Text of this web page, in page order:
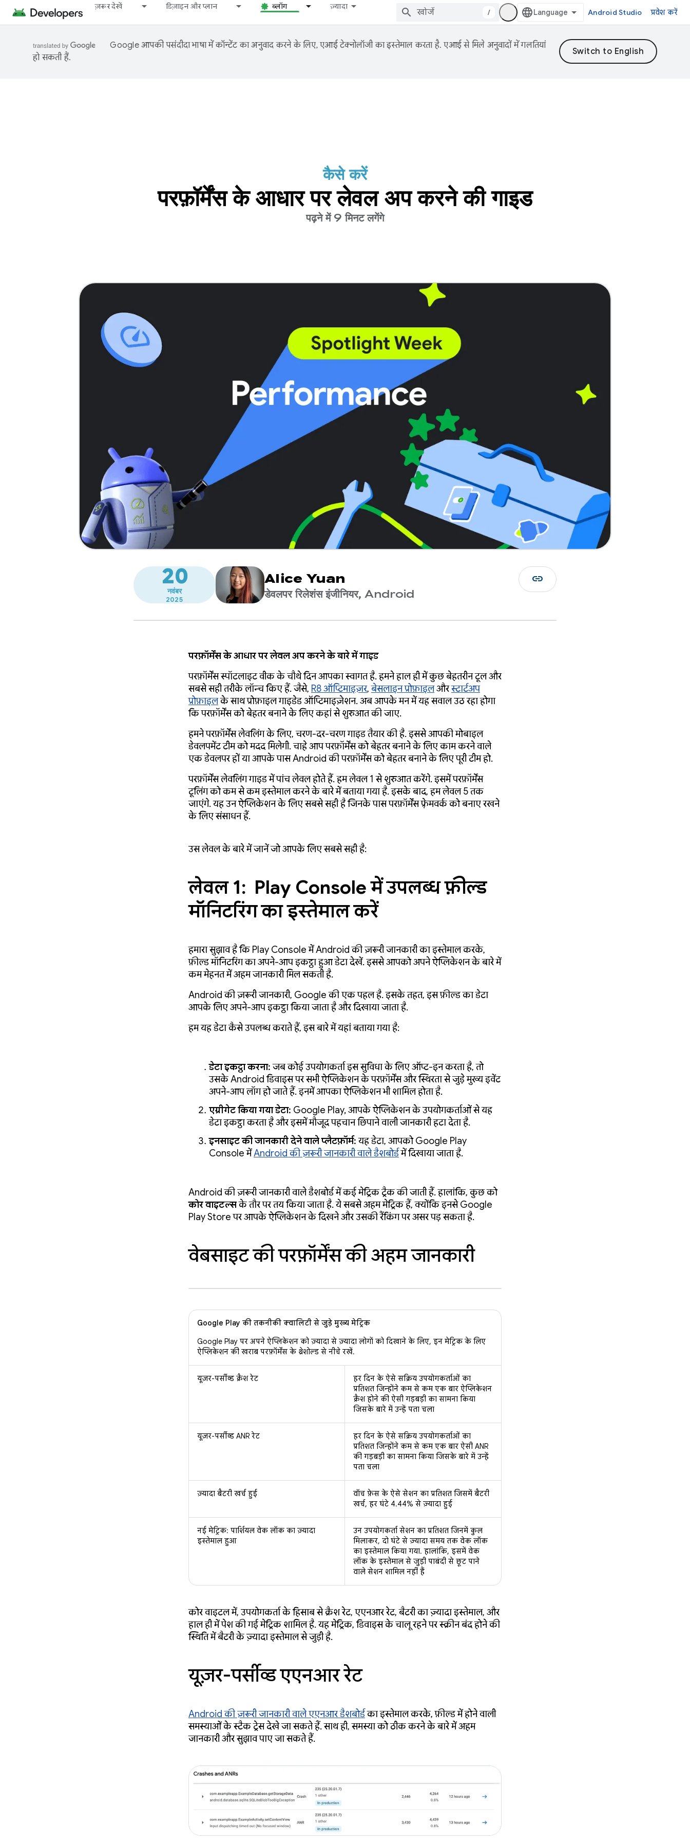
ज़रूर देखें डिज़ाइन और प्लान ब्लॉग ज़्यादा
/ Android Studio प्रवेश करें
Google आपकी पसंदीदा भाषा में कॉन्टेंट का अनुवाद करने के लिए, एआई टेक्नोलॉजी का इस्तेमाल करता है. एआई से मिले अनुवादों में गलतियां
हो सकती हैं.
कैसे करें
परफ़ॉर्मेंस के आधार पर लेवल अप करने की गाइड
पढ़ने में 9 मिनट लगेंगे
20
नवंबर
2025
Alice Yuan
डेवलपर रिलेशंस इंजीनियर, Android
link
परफ़ॉर्मेंस के आधार पर लेवल अप करने के बारे में गाइड
परफ़ॉर्मेंस स्पॉटलाइट वीक के चौथे दिन आपका स्वागत है. हमने हाल ही में कुछ बेहतरीन टूल और
सबसे सही तरीके लॉन्च किए हैं. जैसे, R8 ऑप्टिमाइज़र,बेसलाइन प्रोफ़ाइलऔरस्टार्टअप
प्रोफ़ाइलके साथ प्रोफ़ाइल गाइडेड ऑप्टिमाइज़ेशन. अब आपके मन में यह सवाल उठ रहा होगा
कि परफ़ॉर्मेंस को बेहतर बनाने के लिए कहां से शुरुआत की जाए.
हमने परफ़ॉर्मेंस लेवलिंग के लिए, चरण-दर-चरण गाइड तैयार की है. इससे आपकी मोबाइल
डेवलपमेंट टीम को मदद मिलेगी. चाहे आप परफ़ॉर्मेंस को बेहतर बनाने के लिए काम करने वाले
एक डेवलपर हों या आपके पास Android की परफ़ॉर्मेंस को बेहतर बनाने के लिए पूरी टीम हो.
परफ़ॉर्मेंस लेवलिंग गाइड में पांच लेवल होते हैं. हम लेवल 1 से शुरुआत करेंगे. इसमें परफ़ॉर्मेंस
टूलिंग को कम से कम इस्तेमाल करने के बारे में बताया गया है. इसके बाद, हम लेवल 5 तक
जाएंगे. यह उन ऐप्लिकेशन के लिए सबसे सही है जिनके पास परफ़ॉर्मेंस फ़्रेमवर्क को बनाए रखने
के लिए संसाधन हैं.
उस लेवल के बारे में जानें जो आपके लिए सबसे सही है:
लेवल 1: Play Console में उपलब्ध फ़ील्ड
मॉनिटरिंग का इस्तेमाल करें
हमारा सुझाव है कि Play Console में Android की ज़रूरी जानकारी का इस्तेमाल करके,
फ़ील्ड मॉनिटरिंग का अपने-आप इकट्ठा हुआ डेटा देखें. इससे आपको अपने ऐप्लिकेशन के बारे में
कम मेहनत में अहम जानकारी मिल सकती है.
Android की ज़रूरी जानकारी, Google की एक पहल है. इसके तहत, इस फ़ील्ड का डेटा
आपके लिए अपने-आप इकट्ठा किया जाता है और दिखाया जाता है.
हम यह डेटा कैसे उपलब्ध कराते हैं, इस बारे में यहां बताया गया है:
डेटा इकट्ठा करना:जब कोई उपयोगकर्ता इस सुविधा के लिए ऑप्ट-इन करता है, तो
उसके Android डिवाइस पर सभी ऐप्लिकेशन के परफ़ॉर्मेंस और स्थिरता से जुड़े मुख्य इवेंट
अपने-आप लॉग हो जाते हैं. इनमें आपका ऐप्लिकेशन भी शामिल होता है.
एग्रीगेट किया गया डेटा: Google Play, आपके ऐप्लिकेशन के उपयोगकर्ताओं से यह
डेटा इकट्ठा करता है और इसमें मौजूद पहचान छिपाने वाली जानकारी हटा देता है.
इनसाइट की जानकारी देने वाले प्लैटफ़ॉर्म:यह डेटा, आपको Google Play
Console मेंAndroid की ज़रूरी जानकारी वाले डैशबोर्डमें दिखाया जाता है.
Android की ज़रूरी जानकारी वाले डैशबोर्ड में कई मेट्रिक ट्रैक की जाती हैं. हालांकि, कुछ को
कोर वाइटल्सके तौर पर तय किया जाता है. ये सबसे अहम मेट्रिक हैं, क्योंकि इनसे Google
Play Store पर आपके ऐप्लिकेशन के दिखने और उसकी रैंकिंग पर असर पड़ सकता है.
वेबसाइट की परफ़ॉर्मेंस की अहम जानकारी
Google Play की तकनीकी क्वालिटी से जुड़े मुख्य मेट्रिक
Google Play पर अपने ऐप्लिकेशन को ज़्यादा से ज़्यादा लोगों को दिखाने के लिए, इन मेट्रिक के लिए
ऐप्लिकेशन की खराब परफ़ॉर्मेंस के थ्रेशोल्ड से नीचे रखें.
यूज़र-पर्सीव्ड क्रैश रेट
हर दिन के ऐसे सक्रिय उपयोगकर्ताओं का
प्रतिशत जिन्होंने कम से कम एक बार ऐप्लिकेशन
क्रैश होने की ऐसी गड़बड़ी का सामना किया
जिसके बारे में उन्हें पता चला
यूज़र-पर्सीव्ड ANR रेट
हर दिन के ऐसे सक्रिय उपयोगकर्ताओं का
प्रतिशत जिन्होंने कम से कम एक बार ऐसी ANR
की गड़बड़ी का सामना किया जिसके बारे में उन्हें
पता चला
ज़्यादा बैटरी खर्च हुई
वॉच फ़ेस के ऐसे सेशन का प्रतिशत जिसमें बैटरी
खर्च, हर घंटे 4.44% से ज़्यादा हुई
नई मेट्रिक: पार्शियल वेक लॉक का ज़्यादा
इस्तेमाल हुआ
उन उपयोगकर्ता सेशन का प्रतिशत जिनमें कुल
मिलाकर, दो घंटे से ज़्यादा समय तक वेक लॉक
का इस्तेमाल किया गया. हालांकि, इसमें वेक
लॉक के इस्तेमाल से जुड़ी पाबंदी से छूट पाने
वाले सेशन शामिल नहीं हैं
कोर वाइटल में, उपयोगकर्ता के हिसाब से क्रैश रेट, एएनआर रेट, बैटरी का ज़्यादा इस्तेमाल, और
हाल ही में पेश की गई मेट्रिक शामिल है. यह मेट्रिक, डिवाइस के चालू रहने पर स्क्रीन बंद होने की
स्थिति में बैटरी के ज़्यादा इस्तेमाल से जुड़ी है.
यूज़र-पर्सीव्ड एएनआर रेट
Android की ज़रूरी जानकारी वाले एएनआर डैशबोर्डका इस्तेमाल करके, फ़ील्ड में होने वाली
समस्याओं के स्टैक ट्रेस देखे जा सकते हैं. साथ ही, समस्या को ठीक करने के बारे में अहम
जानकारी और सुझाव पाए जा सकते हैं.